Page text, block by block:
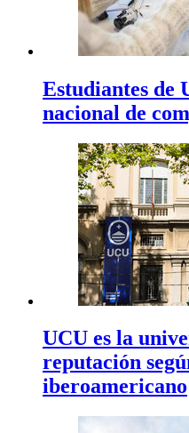
Estudiantes de
nacional de
UCU es la
reputación
iberoamericano